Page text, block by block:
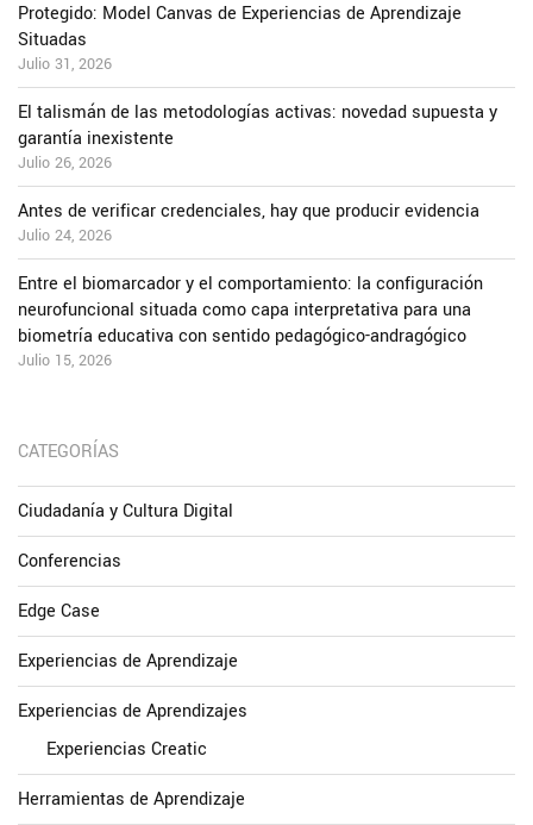
Protegido: Model Canvas de Experiencias de Aprendizaje
Situadas
Julio 31, 2026
El talismán de las metodologías activas: novedad supuesta y
garantía inexistente
Julio 26, 2026
Antes de verificar credenciales, hay que producir evidencia
Julio 24, 2026
Entre el biomarcador y el comportamiento: la configuración
neurofuncional situada como capa interpretativa para una
biometría educativa con sentido pedagógico-andragógico
Julio 15, 2026
CATEGORÍAS
Ciudadanía y Cultura Digital
Conferencias
Edge Case
Experiencias de Aprendizaje
Experiencias de Aprendizajes
Experiencias Creatic
Herramientas de Aprendizaje